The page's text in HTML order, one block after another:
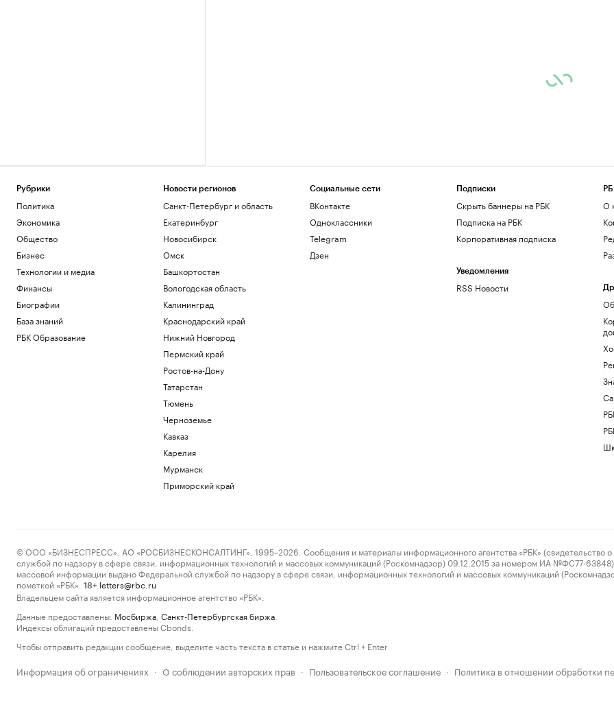
Рубрики
Политика
Экономика
Общество
Бизнес
Технологии и медиа
Финансы
Биографии
База знаний
РБК Образование
Новости регионов
Санкт-Петербург и область
Екатеринбург
Новосибирск
Омск
Башкортостан
Вологодская область
Калининград
Краснодарский край
Нижний Новгород
Пермский край
Ростов-на-Дону
Татарстан
Тюмень
Черноземье
Кавказ
Карелия
Мурманск
Приморский край
Социальные сети
ВКонтакте
Одноклассники
Telegram
Дзен
Подписки
Скрыть баннеры на РБК
Подписка на РБК
Корпоративная подписка
Уведомления
RSS Новости
О
© ООО «БИЗНЕСПРЕСС», АО «РОСБИЗНЕСКОНСАЛТИНГ», 1995–2026. Сообщения и материалы информационного агентства «РБК» (свидетельство о
службой по надзору в сфере связи, информационных технологий и массовых коммуникаций (Роскомнадзор) 09.12.2015 за номером ИА №ФС77-63848)
массовой информации выдано Федеральной службой по надзору в сфере связи, информационных технологий и массовых коммуникаций
пометкой «РБК».
18+ letters@rbc.ru
Владельцем сайта является информационное агентство «РБК».
Данные предоставлены: Мосбиржа Санкт-Петербургская биржа
Индексы облигаций предоставлены Cbonds.
Чтобы отправить редакции сообщение, выделите часть текста в статье и нажмите Ctrl + Enter
Информация об ограничениях · О соблюдении авторских прав · Пользовательское соглашение · Политика в отношении обработки